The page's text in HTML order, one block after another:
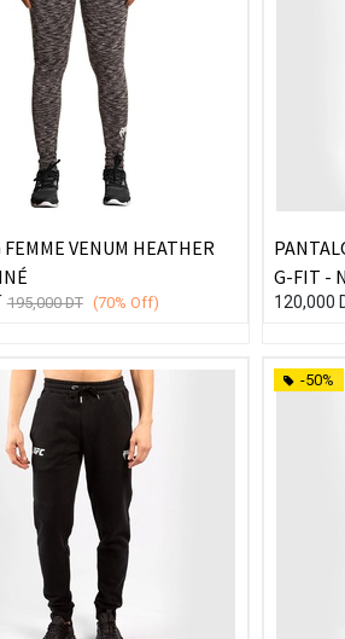
FEMME VENUM HEATHER
195,000DT (70% Off)
G-FIT -
120,000
-50%